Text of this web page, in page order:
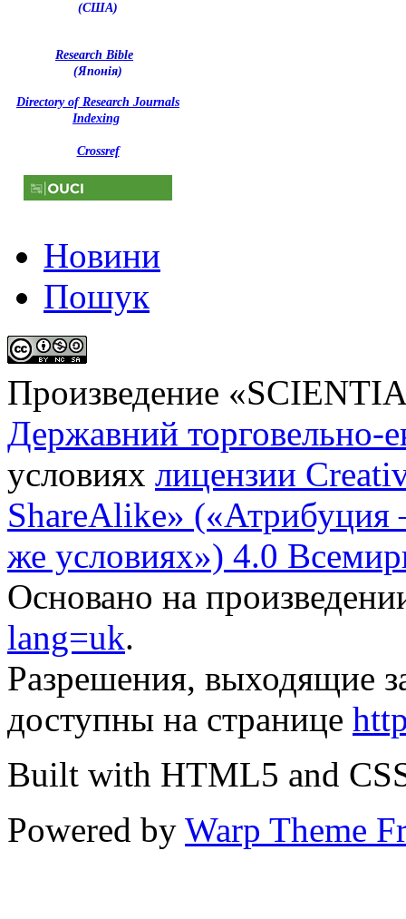
(США)
Research Bible
(Японія)
Directory of Research Journals
Indexing
Crossref
Новини
Пошук
Произведение «
Державний торговельно-
условиях лицензии
ShareAlike»
же условиях») 4.0
Основано на
lang=uk.
Разрешения, выходящие
доступны на странице
Built with HTML5 and
Powered by Warp Theme